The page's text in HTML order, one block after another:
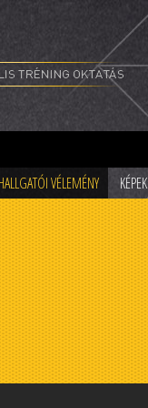
VÉLEMÉNY KÉPEK